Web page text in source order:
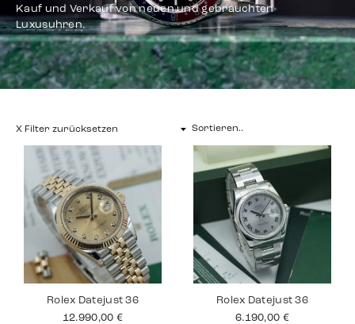
Kauf und Verkauf von neuen und gebrauchten
Luxusuhren.
X Filter zurücksetzen
Rolex Datejust 36
12.990,00 €
Rolex Datejust 36
6.190,00 €